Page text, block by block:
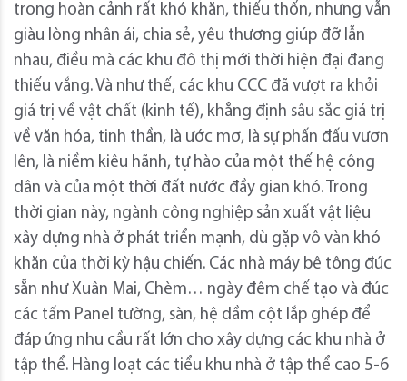
trong hoàn cảnh rất khó khăn, thiếu thốn, nhưng vẫn
giàu lòng nhân ái, chia sẻ, yêu thương giúp đỡ lẫn
nhau, điều mà các khu đô thị mới thời hiện đại đang
thiếu vắng. Và như thế, các khu CCC đã vượt ra khỏi
giá trị về vật chất (kinh tế), khẳng định sâu sắc giá trị
về văn hóa, tinh thần, là ước mơ, là sự phấn đấu vươn
lên, là niềm kiêu hãnh, tự hào của một thế hệ công
dân và của một thời đất nước đầy gian khó. Trong
thời gian này, ngành công nghiệp sản xuất vật liệu
xây dựng nhà ở phát triển mạnh, dù gặp vô vàn khó
khăn của thời kỳ hậu chiến. Các nhà máy bê tông đúc
sẵn như Xuân Mai, Chèm… ngày đêm chế tạo và đúc
các tấm Panel tường, sàn, hệ dầm cột lắp ghép để
đáp ứng nhu cầu rất lớn cho xây dựng các khu nhà ở
tập thể. Hàng loạt các tiểu khu nhà ở tập thể cao 5-6